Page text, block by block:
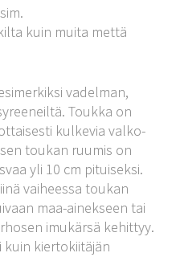
kuin muita mettä
vadelman,
Toukka on
kulkevia valko-
toukan ruumis on
yli 10 cm pituiseksi.
vaiheessa toukan
maa-ainekseen tai
imukärsä kehittyy.
kiertokiitäjän